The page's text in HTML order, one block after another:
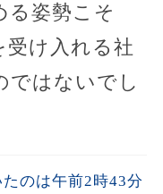
る姿勢こそ
受け入れる社
ではないでし
のは午前2時43分